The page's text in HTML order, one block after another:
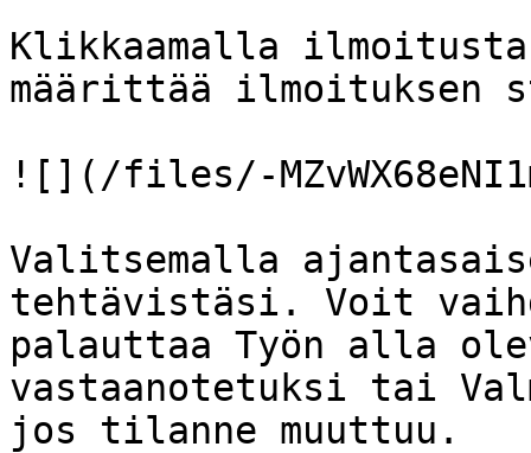
Klikkaamalla
määrittää ilmoituksen
![](/files/-
Valitsemalla
tehtävistäsi. Voit
palauttaa Työn alla
vastaanotetuksi tai
jos tilanne muuttuu.